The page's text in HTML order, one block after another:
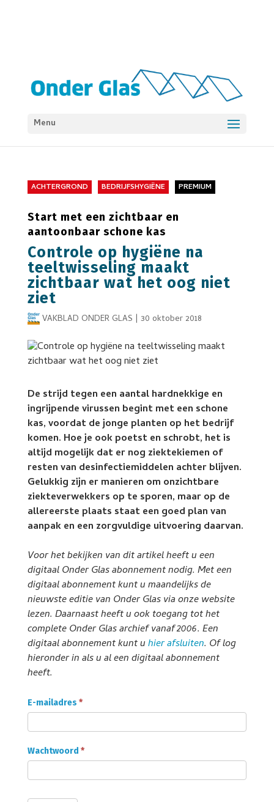
Menu
ACHTERGROND BEDRIJFSHYGIËNE PREMIUM
Start met een zichtbaar en
aantoonbaar schone kas
Controle op hygiëne na
teeltwisseling maakt
zichtbaar wat het oog niet
ziet
VAKBLAD ONDER GLAS | 30 oktober 2018
De strijd tegen een aantal hardnekkige en
ingrijpende virussen begint met een schone
kas, voordat de jonge planten op het bedrijf
komen. Hoe je ook poetst en schrobt, het is
altijd mogelijk dat er nog ziektekiemen of
resten van desinfectiemiddelen achter blijven.
Gelukkig zijn er manieren om onzichtbare
ziekteverwekkers op te sporen, maar op de
allereerste plaats staat een goed plan van
aanpak en een zorgvuldige uitvoering daarvan.
Voor het bekijken van dit artikel heeft u een
digitaal Onder Glas abonnement nodig. Met een
digitaal abonnement kunt u maandelijks de
nieuwste editie van Onder Glas via onze website
lezen. Daarnaast heeft u ook toegang tot het
complete Onder Glas archief vanaf 2006. Een
digitaal abonnement kunt uhier afsluiten. Of log
hieronder in als u al een digitaal abonnement
heeft.
Onder
Glas
Abonnee
login
E-mailadres *
Wachtwoord *